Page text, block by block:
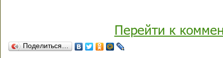
Перейти к
Поделиться…